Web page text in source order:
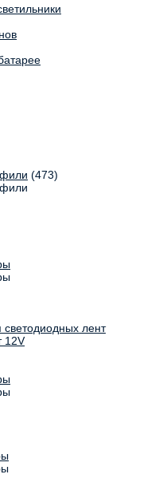
(473)
лент
12V